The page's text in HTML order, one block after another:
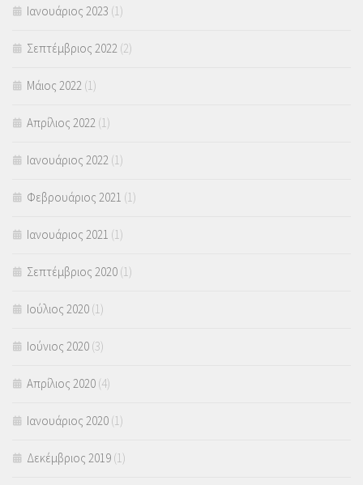
Ιανουάριος 2023 (1)
Σεπτέμβριος 2022 (2)
Μάιος 2022 (1)
Απρίλιος 2022 (1)
Ιανουάριος 2022 (1)
Φεβρουάριος 2021 (1)
Ιανουάριος 2021 (1)
Σεπτέμβριος 2020 (1)
Ιούλιος 2020 (1)
Ιούνιος 2020 (3)
Απρίλιος 2020 (4)
Ιανουάριος 2020 (1)
Δεκέμβριος 2019 (1)